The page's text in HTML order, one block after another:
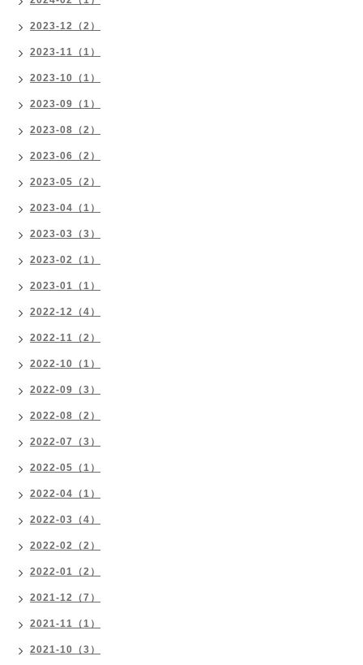
2023-12（2）
2023-11（1）
2023-10（1）
2023-09（1）
2023-08（2）
2023-06（2）
2023-05（2）
2023-04（1）
2023-03（3）
2023-02（1）
2023-01（1）
2022-12（4）
2022-11（2）
2022-10（1）
2022-09（3）
2022-08（2）
2022-07（3）
2022-05（1）
2022-04（1）
2022-03（4）
2022-02（2）
2022-01（2）
2021-12（7）
2021-11（1）
2021-10（3）